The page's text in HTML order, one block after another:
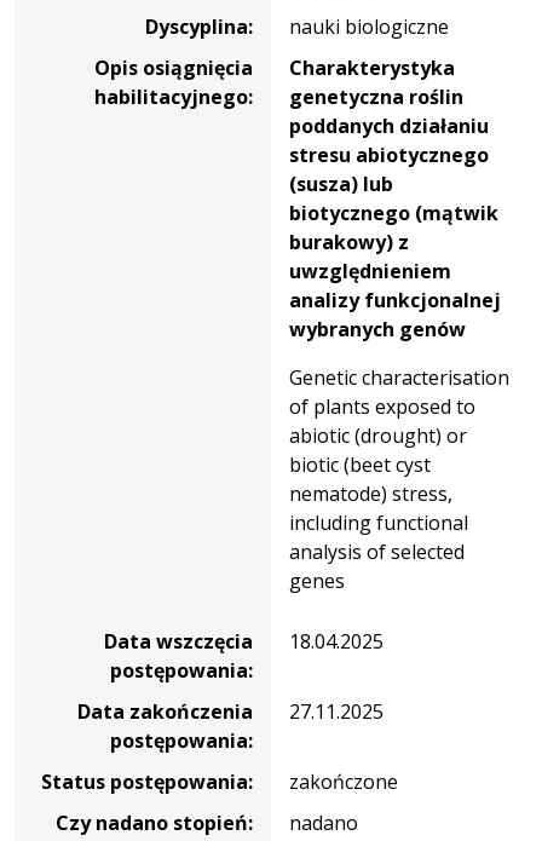
Dyscyplina:
nauki biologiczne
Opis osiągnięcia
habilitacyjnego:
Charakterystyka
genetyczna roślin
poddanych działaniu
stresu abiotycznego
(susza) lub
biotycznego (mątwik
burakowy) z
uwzględnieniem
analizy funkcjonalnej
wybranych genów
Genetic characterisation
of plants exposed to
abiotic (drought) or
biotic (beet cyst
nematode) stress,
including functional
analysis of selected
genes
Data wszczęcia
postępowania:
18.04.2025
Data zakończenia
postępowania:
27.11.2025
Status postępowania:
zakończone
Czy nadano stopień:
nadano